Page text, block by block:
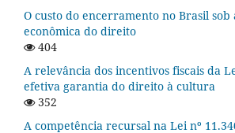
O custo do encerramento no Brasil sob
econômica do direito
404
A relevância dos incentivos fiscais da
efetiva garantia do direito à cultura
352
A competência recursal na Lei nº